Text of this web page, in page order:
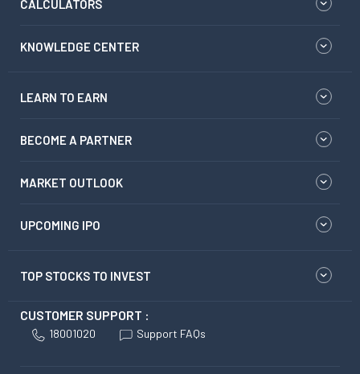
CALCULATORS
KNOWLEDGE CENTER
LEARN TO EARN
BECOME A PARTNER
MARKET OUTLOOK
UPCOMING IPO
TOP STOCKS TO INVEST
CUSTOMER SUPPORT :
18001020 Support FAQs